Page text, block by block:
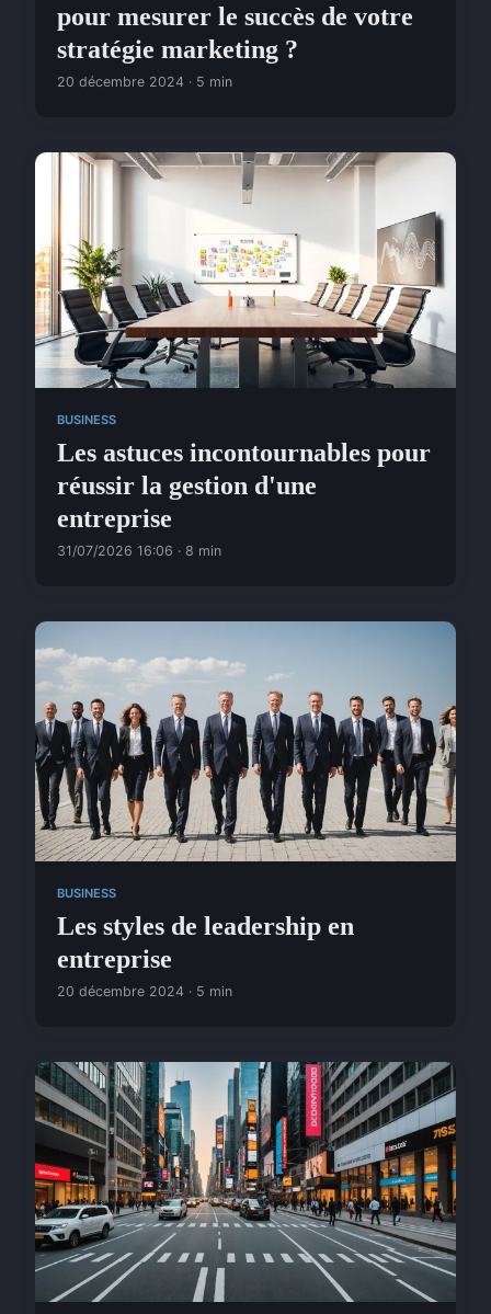
pour mesurer le succès de votre
stratégie marketing ?
20 décembre 2024 · 5 min
BUSINESS
Les astuces incontournables pour
réussir la gestion d'une
entreprise
31/07/2026 16:06 · 8 min
BUSINESS
Les styles de leadership en
entreprise
20 décembre 2024 · 5 min